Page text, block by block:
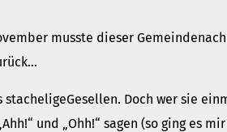
musste dieser
Doch wer sie
und „Ohh!“ sagen (so ging es